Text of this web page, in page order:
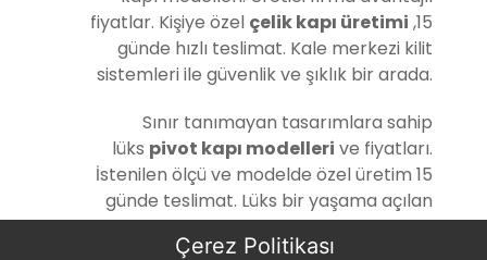
fiyatlar. Kişiye özel çelik kapı üretimi ,15
günde hızlı teslimat. Kale merkezi kilit
sistemleri ile güvenlik ve şıklık bir arada.
Sınır tanımayan tasarımlara sahip
lüks pivot kapı modelleri ve fiyatları.
İstenilen ölçü ve modelde özel üretim 15
günde teslimat. Lüks bir yaşama açılan
kapılar. Daha fazla bilgi ve model için
Çerez Politikası